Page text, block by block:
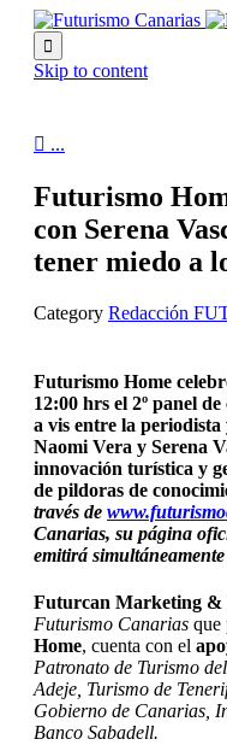

Skip to content
 ...
Futurismo
con Serena
tener miedo a
Category Redacción
Futurismo Home
12:00 hrs el 2º panel
a vis entre la
Naomi Vera y Serena
innovación turística y
de pildoras de
través de
Canarias, su página
emitirá
Futurcan Marketing &
Futurismo Canarias que
Home, cuenta con el
Patronato de Turismo
Adeje, Turismo de
Gobierno de Canarias,
Banco Sabadell.